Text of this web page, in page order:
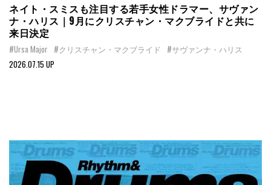
ネイト・スミスも注目する若手女性ドラマー、サヴァン
ナ・ハリス｜9月にクリスチャン・マクブライドと共に
来日決定
#Ursa Major #クリスチャン・マクブライド
#サヴァンナ・ハリス
2026.07.15 UP